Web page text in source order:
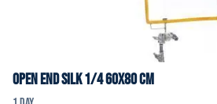
Open End Silk 1/4 60x80 cm